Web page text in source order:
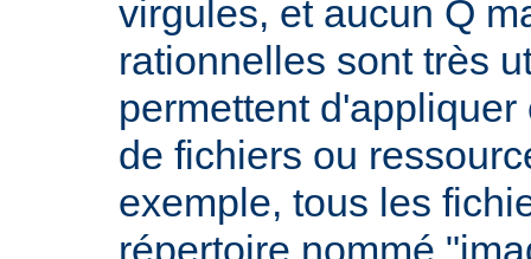
virgules, et aucun Q
rationnelles sont très
permettent
de fichiers ou
exemple, tous les
répertoire nommé